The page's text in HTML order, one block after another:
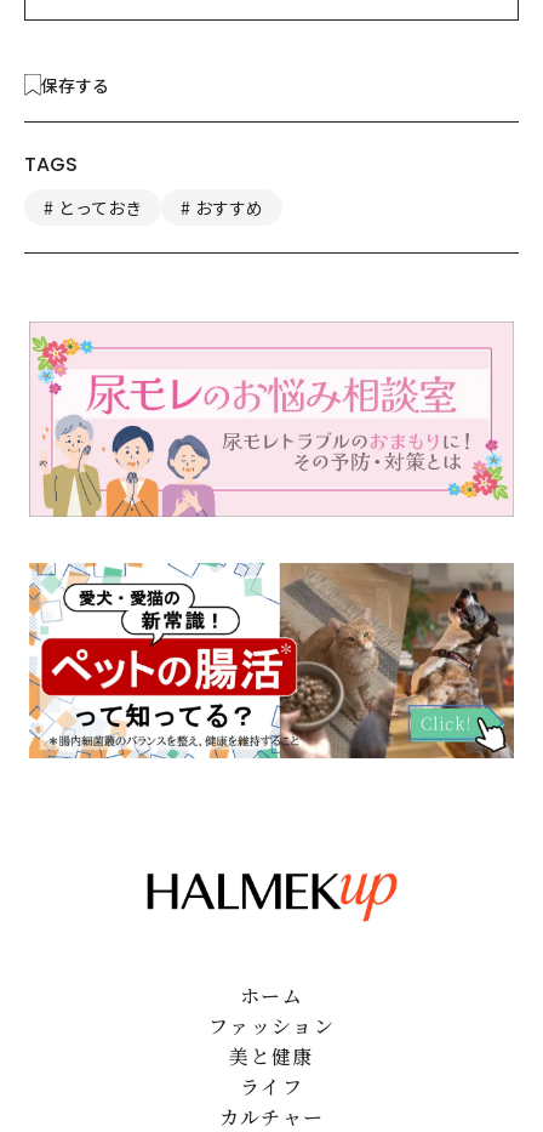
保存する
TAGS
とっておき おすすめ
ホーム
ファッション
美と健康
ライフ
カルチャー